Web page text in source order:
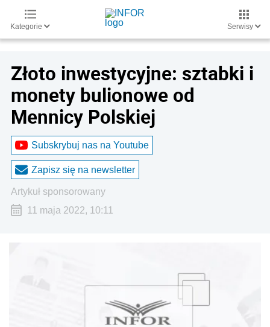
Kategorie Serwisy
Złoto inwestycyjne: sztabki i
monety bulionowe od
Mennicy Polskiej
Subskrybuj nas na Youtube
Zapisz się na newsletter
artykuł sponsorowany
11 maja 2022, 10:11